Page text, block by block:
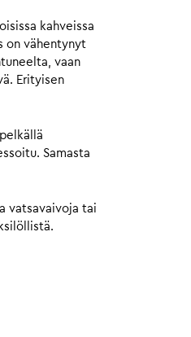
kahveissa
on vähentynyt
vaan
Erityisen
Samasta
vatsavaivoja tai